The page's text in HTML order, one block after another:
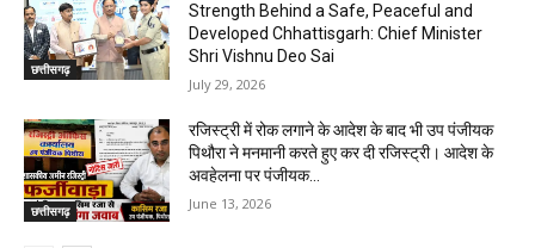
छत्तीसगढ़
Strength Behind a Safe, Peaceful and
Developed Chhattisgarh: Chief Minister
Shri Vishnu Deo Sai
July 29, 2026
छत्तीसगढ़
रजिस्ट्री में रोक लगाने के आदेश के बाद भी उप पंजीयक
पिथौरा ने मनमानी करते हुए कर दी रजिस्ट्री। आदेश के
अवहेलना पर पंजीयक...
June 13, 2026